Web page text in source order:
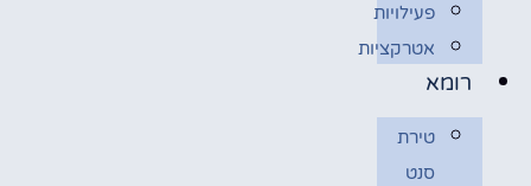
פעילויות
אטרקציות
רומא
טירת
סנט